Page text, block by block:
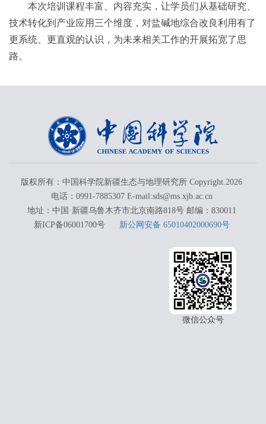
本次培训课程丰富、内容充实，让学员们从基础研究、
技术转化到产业应用三个维度，对盐碱地综合改良利用有了
更系统、更直观的认识，为未来相关工作的开展拓宽了思
路。
版权所有：中国科学院新疆生态与地理研究所 Copyright. 2026
电话：0991-7885307 E-mail:sds@ms.xjb.ac.cn
地址：中国·新疆乌鲁木齐市北京南路818号 邮编：830011
新ICP备06001700号 新公网安备 65010402000690号
微信公众号